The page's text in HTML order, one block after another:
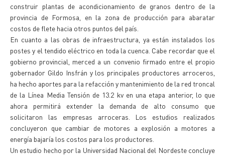
construir plantas de acondicionamiento de granos dentro de la
provincia de Formosa, en la zona de producción para abaratar
costos de flete hacia otros puntos del país.
En cuanto a las obras de infraestructura, ya están instalados los
postes y el tendido eléctrico en toda la cuenca. Cabe recordar que el
gobierno provincial, merced a un convenio firmado entre el propio
gobernador Gildo Insfrán y los principales productores arroceros,
ha hecho aportes para la refacción y mantenimiento de la red troncal
de la Línea Media Tensión de 13.2 kv en una etapa anterior, lo que
ahora permitirá extender la demanda de alto consumo que
solicitaron las empresas arroceras. Los estudios realizados
concluyeron que cambiar de motores a explosión a motores a
energía bajaría los costos para los productores.
Un estudio hecho por la Universidad Nacional del Nordeste concluye